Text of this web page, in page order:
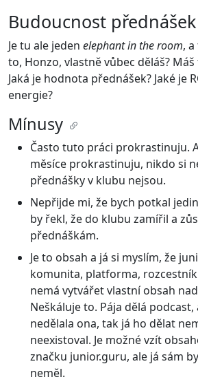
Budoucnost přednášek
Je tu ale jeden elephant in the room,
to, Honzo, vlastně vůbec děláš?
Jaká je hodnota přednášek? Jaké je
energie?
Mínusy
Často tuto práci prokrastinuju.
měsíce prokrastinuju, nikdo si
přednášky v klubu nejsou.
Nepřijde mi, že bych potkal
by řekl, že do klubu zamířil a
přednáškám.
Je to obsah a já si myslím, že
komunita, platforma,
nemá vytvářet vlastní obsah
Neškáluje to. Pája dělá podcast,
nedělala ona, tak já ho dělat
neexistoval. Je možné vzít
značku junior.guru, ale já sám
neměl.